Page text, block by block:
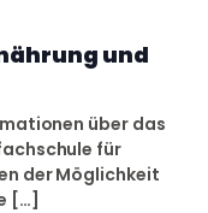
und
über das
für
der Möglichkeit
[…]